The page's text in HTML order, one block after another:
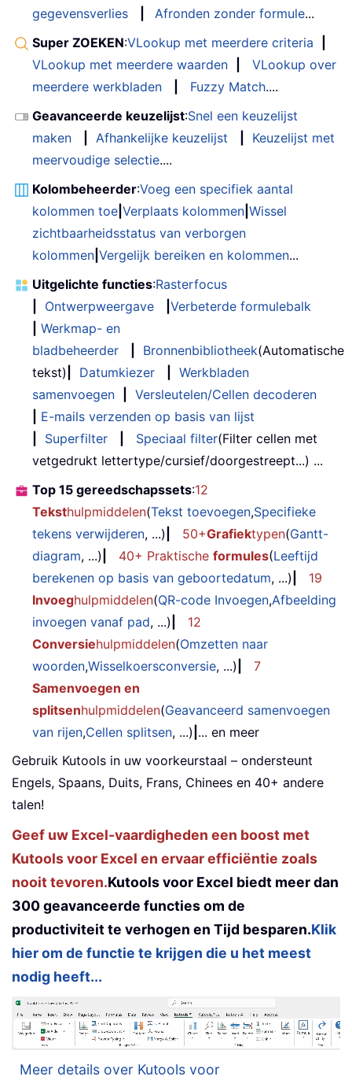
gegevensverlies
Afronden zonder formule...
Super ZOEKEN:VLookup met meerdere criteria
VLookup met meerdere waarden
VLookup over
meerdere werkbladen
Fuzzy Match....
Geavanceerde keuzelijst:Snel een keuzelijst
maken
Afhankelijke keuzelijst
Keuzelijst met
meervoudige selectie....
Kolombeheerder:Voeg een specifiek aantal
kolommen toe Verplaats kolommen Wissel
zichtbaarheidsstatus van verborgen
kolommen Vergelijk bereiken en kolommen...
Uitgelichte functies:Rasterfocus
Ontwerpweergave
Verbeterde formulebalk
Werkmap- en
bladbeheerder
Bronnenbibliotheek(Automatische
tekst)
Datumkiezer
Werkbladen
samenvoegen
Versleutelen/Cellen decoderen
E-mails verzenden op basis van lijst
Superfilter Speciaal filter(Filter cellen met
vetgedrukt lettertype/cursief/doorgestreept...) ...
Top 15 gereedschapssets:12
Teksthulpmiddelen(Tekst toevoegen,Specifieke
tekens verwijderen, ...) 50+Grafiektypen(Gantt-
diagram, ...) 40+ Praktische formules(Leeftijd
berekenen op basis van geboortedatum, ...)
19
Invoeghulpmiddelen(QR-code Invoegen,Afbeelding
invoegen vanaf pad, ...)
12
Conversiehulpmiddelen(Omzetten naar
woorden,Wisselkoersconversie, ...)
7
Samenvoegen en
splitsenhulpmiddelen(Geavanceerd samenvoegen
van rijen,Cellen splitsen, ...) ... en meer
Gebruik Kutools in uw voorkeurstaal – ondersteunt
Engels, Spaans, Duits, Frans, Chinees en 40+ andere
talen!
Geef uw Excel-vaardigheden een boost met
Kutools voor Excel en ervaar efficiëntie zoals
nooit tevoren.Kutools voor Excel biedt meer dan
300 geavanceerde functies om de
productiviteit te verhogen en Tijd besparen.Klik
hier om de functie te krijgen die u het meest
nodig heeft...
Meer details over Kutools voor